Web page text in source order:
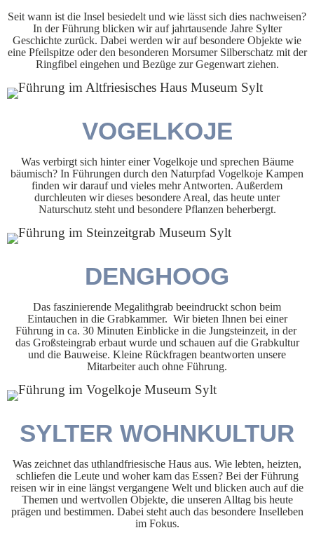
Seit wann ist die Insel besiedelt und wie lässt sich dies nachweisen?
In der Führung blicken wir auf jahrtausende Jahre Sylter
Geschichte zurück. Dabei werden wir auf besondere Objekte wie
eine Pfeilspitze oder den besonderen Morsumer Silberschatz mit der
Ringfibel eingehen und Bezüge zur Gegenwart ziehen.
VOGELKOJE
Was verbirgt sich hinter einer Vogelkoje und sprechen Bäume
bäumisch? In Führungen durch den Naturpfad Vogelkoje Kampen
finden wir darauf und vieles mehr Antworten. Außerdem
durchleuten wir dieses besondere Areal, das heute unter
Naturschutz steht und besondere Pflanzen beherbergt.
DENGHOOG
Das faszinierende Megalithgrab beeindruckt schon beim
Eintauchen in die Grabkammer. Wir bieten Ihnen bei einer
Führung in ca. 30 Minuten Einblicke in die Jungsteinzeit, in der
das Großsteingrab erbaut wurde und schauen auf die Grabkultur
und die Bauweise. Kleine Rückfragen beantworten unsere
Mitarbeiter auch ohne Führung.
SYLTER WOHNKULTUR
Was zeichnet das uthlandfriesische Haus aus. Wie lebten, heizten,
schliefen die Leute und woher kam das Essen? Bei der Führung
reisen wir in eine längst vergangene Welt und blicken auch auf die
Themen und wertvollen Objekte, die unseren Alltag bis heute
prägen und bestimmen. Dabei steht auch das besondere Inselleben
im Fokus.